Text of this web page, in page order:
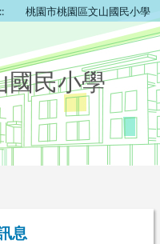
桃園市桃園區文山國民小學
國民小學
息